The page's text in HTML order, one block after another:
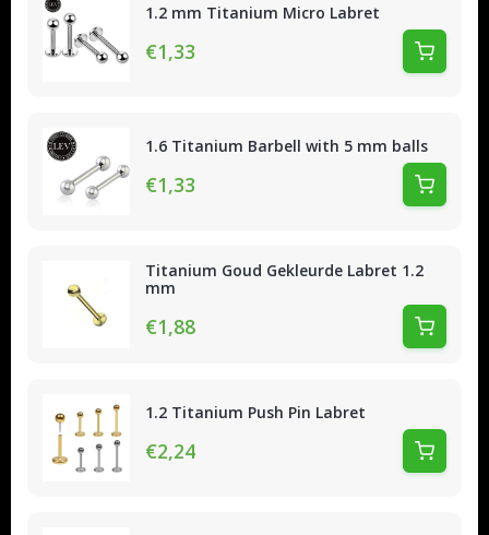
1.2 mm Titanium Micro Labret
€1,33
1.6 Titanium Barbell with 5 mm balls
€1,33
Titanium Goud Gekleurde Labret 1.2
mm
€1,88
1.2 Titanium Push Pin Labret
€2,24